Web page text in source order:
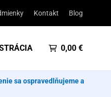
Kontakt Blog
0,00 €
sa ospravedlňujeme a